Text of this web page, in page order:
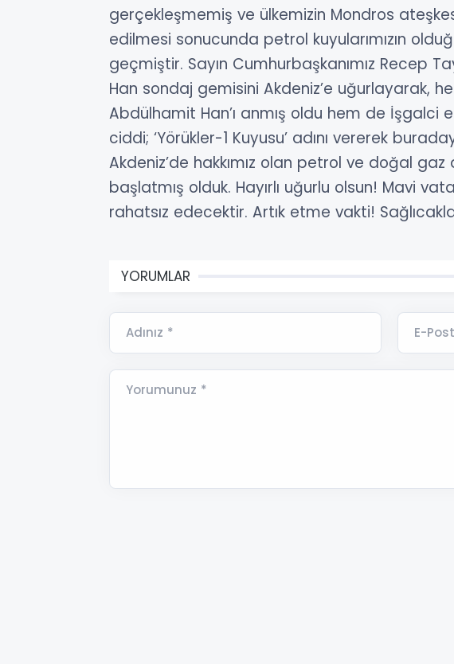
gerçekleşmemiş ve ülkemizin Mondros
edilmesi sonucunda petrol kuyularımızın
geçmiştir. Sayın Cumhurbaşkanımız Recep
Han sondaj gemisini Akdeniz’e uğurlayarak,
Abdülhamit Han’ı anmış oldu hem de İşgalci
ciddi; ‘Yörükler-1 Kuyusu’ adını vererek
Akdeniz’de hakkımız olan petrol ve doğal gaz
başlatmış olduk. Hayırlı uğurlu olsun! Mavi
rahatsız edecektir. Artık etme vakti!
YORUMLAR
Adınız * E-
Yorumunuz *